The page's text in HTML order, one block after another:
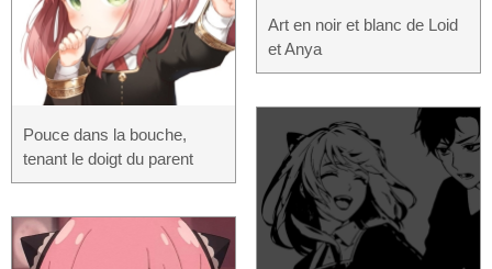
Pouce dans la bouche,
tenant le doigt du parent
Art en noir et blanc de Loid
et Anya